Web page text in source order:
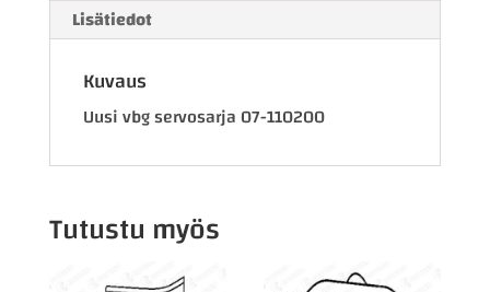
Lisätiedot
Kuvaus
Uusi vbg servosarja 07-110200
Tutustu myös